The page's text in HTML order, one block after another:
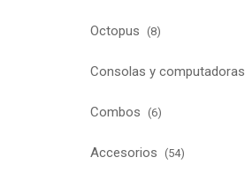
Octopus (8)
Consolas y computadoras
Combos (6)
Accesorios (54)